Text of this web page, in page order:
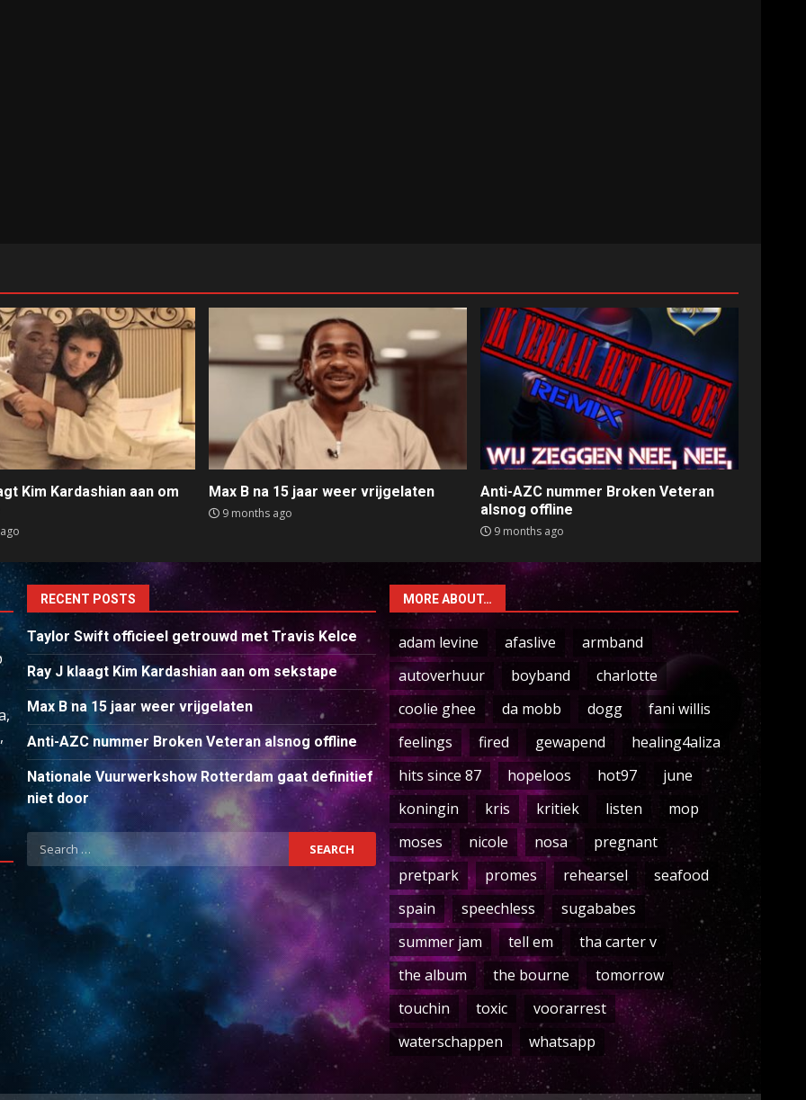
Kim Kardashian aan om
Max B na 15 jaar weer vrijgelaten
9 months ago
Anti-AZC nummer Broken Veteran
alsnog offline
9 months ago
RECENT POSTS
Taylor Swift officieel getrouwd met Travis Kelce
Ray J klaagt Kim Kardashian aan om sekstape
Max B na 15 jaar weer vrijgelaten
Anti-AZC nummer Broken Veteran alsnog offline
Nationale Vuurwerkshow Rotterdam gaat definitief
niet door
Search
for:
MORE ABOUT…
adam levine afaslive
armband
autoverhuur
boyband
charlotte
coolie ghee
da mobb dogg
fani willis
feelings
fired gewapend
healing4aliza
hits since 87
hopeloos hot97
june
koningin
kris kritiek listen
mop
moses
nicole nosa
pregnant
pretpark
promes rehearsel
seafood
spain
speechless
sugababes
summer jam
tell em
tha carter v
the album
the bourne
tomorrow
touchin
toxic
voorarrest
waterschappen
whatsapp